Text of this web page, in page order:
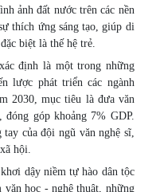
ảnh đất nước trên các nền
thích ứng sáng tạo, giúp di
biệt là thế hệ trẻ.
định là một trong những
lược phát triển các ngành
2030, mục tiêu là đưa văn
góp khoảng 7% GDP.
của đội ngũ văn nghệ sĩ,
hội.
dậy niềm tự hào dân tộc
văn học - nghệ thuật, những